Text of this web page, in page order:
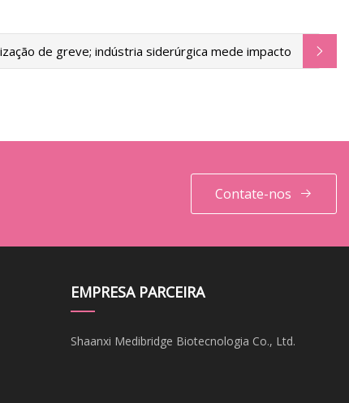
de greve; indústria siderúrgica mede impacto
Contate-nos
EMPRESA PARCEIRA
Shaanxi Medibridge Biotecnologia Co., Ltd.